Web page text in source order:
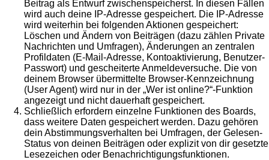
Beitrag als Entwurf zwischenspeicherst. In diesen Fällen
wird auch deine IP-Adresse gespeichert. Die IP-Adresse
wird weiterhin bei folgenden Aktionen gespeichert:
Löschen und Ändern von Beiträgen (dazu zählen Private
Nachrichten und Umfragen), Änderungen an zentralen
Profildaten (E-Mail-Adresse, Kontoaktivierung, Benutzer-
Passwort) und gescheiterte Anmeldeversuche. Die von
deinem Browser übermittelte Browser-Kennzeichnung
(User Agent) wird nur in der „Wer ist online?“-Funktion
angezeigt und nicht dauerhaft gespeichert.
Schließlich erfordern einzelne Funktionen des Boards,
dass weitere Daten gespeichert werden. Dazu gehören
dein Abstimmungsverhalten bei Umfragen, der Gelesen-
Status von deinen Beiträgen oder explizit von dir gesetzte
Lesezeichen oder Benachrichtigungsfunktionen.